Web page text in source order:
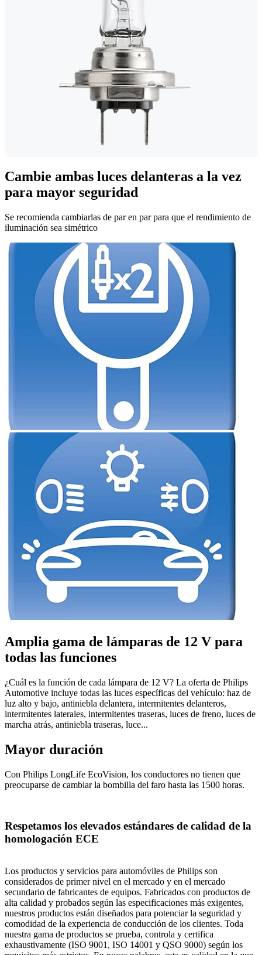
Cambie ambas luces delanteras a la vez
para mayor seguridad
Se recomienda cambiarlas de par en par para que el rendimiento de
iluminación sea simétrico
Amplia gama de lámparas de 12 V para
todas las funciones
¿Cuál es la función de cada lámpara de 12 V? La oferta de Philips
Automotive incluye todas las luces específicas del vehículo: haz de
luz alto y bajo, antiniebla delantera, intermitentes delanteros,
intermitentes laterales, intermitentes traseras, luces de freno, luces de
marcha atrás, antiniebla traseras, luce...
Mayor duración
Con Philips LongLife EcoVision, los conductores no tienen que
preocuparse de cambiar la bombilla del faro hasta las 1500 horas.
Respetamos los elevados estándares de calidad de la
homologación ECE
Los productos y servicios para automóviles de Philips son
considerados de primer nivel en el mercado y en el mercado
secundario de fabricantes de equipos. Fabricados con productos de
alta calidad y probados según las especificaciones más exigentes,
nuestros productos están diseñados para potenciar la seguridad y
comodidad de la experiencia de conducción de los clientes. Toda
nuestra gama de productos se prueba, controla y certifica
exhaustivamente (ISO 9001, ISO 14001 y QSO 9000) según los